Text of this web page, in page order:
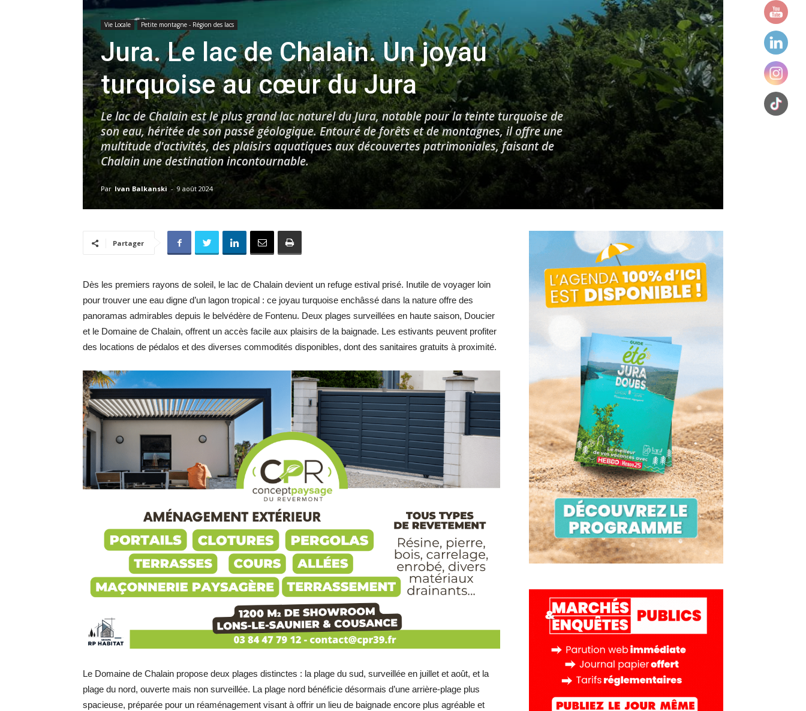
locale
–
Hebdo39
Vie Locale Petite montagne - Région des lacs
Jura. Le lac de Chalain. Un joyau
turquoise au cœur du Jura
Le lac de Chalain est le plus grand lac naturel du Jura, notable pour la teinte turquoise de
son eau, héritée de son passé géologique. Entouré de forêts et de montagnes, il offre une
multitude d'activités, des plaisirs aquatiques aux découvertes patrimoniales, faisant de
Chalain une destination incontournable.
Par Ivan Balkanski - 9 août 2024
Partager
Dès les premiers rayons de soleil, le lac de Chalain devient un refuge estival prisé. Inutile de voyager loin
pour trouver une eau digne d’un lagon tropical : ce joyau turquoise enchâssé dans la nature offre des
panoramas admirables depuis le belvédère de Fontenu. Deux plages surveillées en haute saison, Doucier
et le Domaine de Chalain, offrent un accès facile aux plaisirs de la baignade. Les estivants peuvent profiter
des locations de pédalos et des diverses commodités disponibles, dont des sanitaires gratuits à proximité.
Le Domaine de Chalain propose deux plages distinctes : la plage du sud, surveillée en juillet et août, et la
plage du nord, ouverte mais non surveillée. La plage nord bénéficie désormais d’une arrière-plage plus
spacieuse, préparée pour un réaménagement visant à offrir un lieu de baignade encore plus agréable et